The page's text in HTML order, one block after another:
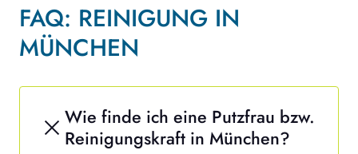
FAQ: REINIGUNG IN
MÜNCHEN
Wie finde ich eine Putzfrau bzw.
Reinigungskraft in München?